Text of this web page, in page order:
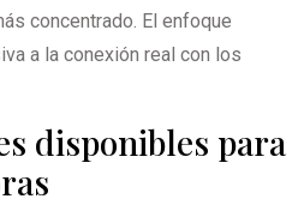
concentrado. El enfoque
a la conexión real con los
disponibles para